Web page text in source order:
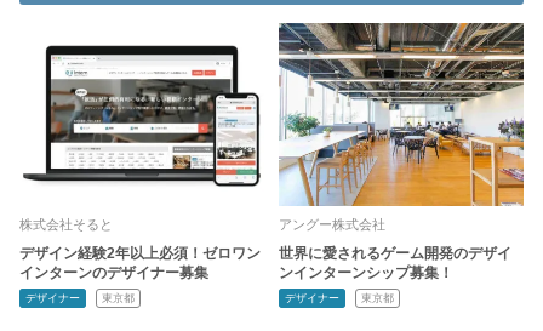
株式会社そると
デザイン経験2年以上必須！ゼロワン
インターンのデザイナー募集
デザイナー 東京都
アングー株式会社
世界に愛されるゲーム開発のデザイ
ンインターンシップ募集！
デザイナー 東京都